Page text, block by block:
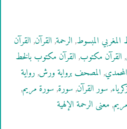
المغربي المبسوط,الرحمة,القرآن,القرآن
,القرآن مكتوب,القرآن مكتوب بالخط
,المصحف برواية ورش,رواية
,سور القرآن,سورة,سورة مريم,
مريم,معنى الرحمة الإلهية